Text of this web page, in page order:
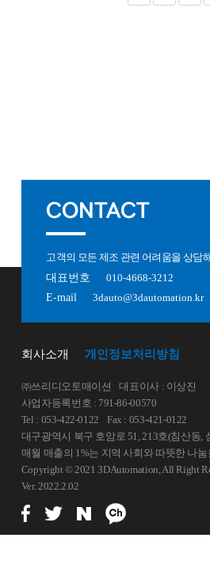
CONTACT
고객의 모든 제조 관련 어려움을 상담
대표번호 010-4668-3212
E-mail 3dauto@3dautomation.kr
회사소개 개인정보처리방침
㈜쓰리디오토매이션
대표이사 : 이상진
사업자등록번호 : 791-86-00570
Tel : 053-422-0122
Fax : 053-421-0122
대구광역시 북구 호암로 51, 213호(침산동,
매월 매출의 1%는 지역 사회와 따뜻한 나
Copyright © 2021 3DAutomation, All Right
Ver. 2022.2.02